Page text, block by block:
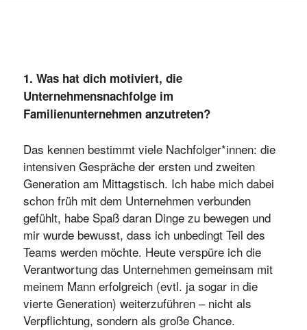
1. Was hat dich motiviert, die
Unternehmensnachfolge im
Familienunternehmen anzutreten?
Das kennen bestimmt viele Nachfolger*innen: die
intensiven Gespräche der ersten und zweiten
Generation am Mittagstisch. Ich habe mich dabei
schon früh mit dem Unternehmen verbunden
gefühlt, habe Spaß daran Dinge zu bewegen und
mir wurde bewusst, dass ich unbedingt Teil des
Teams werden möchte. Heute verspüre ich die
Verantwortung das Unternehmen gemeinsam mit
meinem Mann erfolgreich (evtl. ja sogar in die
vierte Generation) weiterzuführen – nicht als
Verpflichtung, sondern als große Chance.